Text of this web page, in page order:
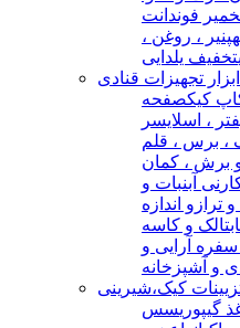
خمیر فوندانت
پنیر ، روغن ،
تخفیف یلدایی
ابزار تجهیزات قنادی
کیکصفحه
، اسلایسر
، برس ، قلم
برش ، کمان
نی آبنبات و
و ترازو اندازه
الک و کاسه
سفره آرایی و
و آشپزخانه
کیک،شیرینی
گیپوریسس